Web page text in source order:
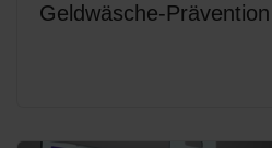
Geldwäsche-Prävention